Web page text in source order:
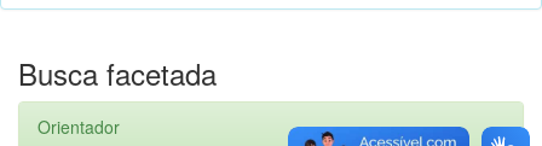
Busca facetada
Orientador